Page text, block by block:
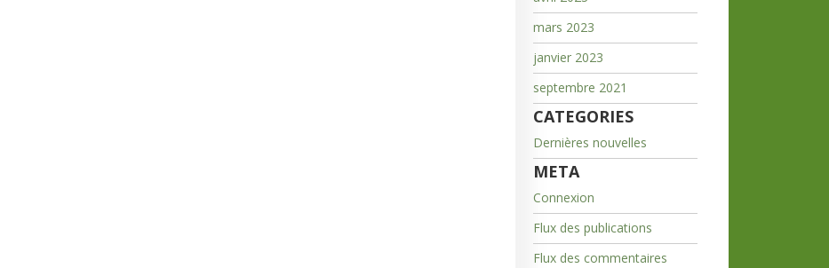
mars 2023
janvier 2023
septembre 2021
CATEGORIES
Dernières nouvelles
META
Connexion
Flux des publications
Flux des commentaires